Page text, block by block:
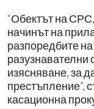
“Обектът на
начинът на
разпоредбите
разузнавателни
изясняване, за
престъпление”,
касационна